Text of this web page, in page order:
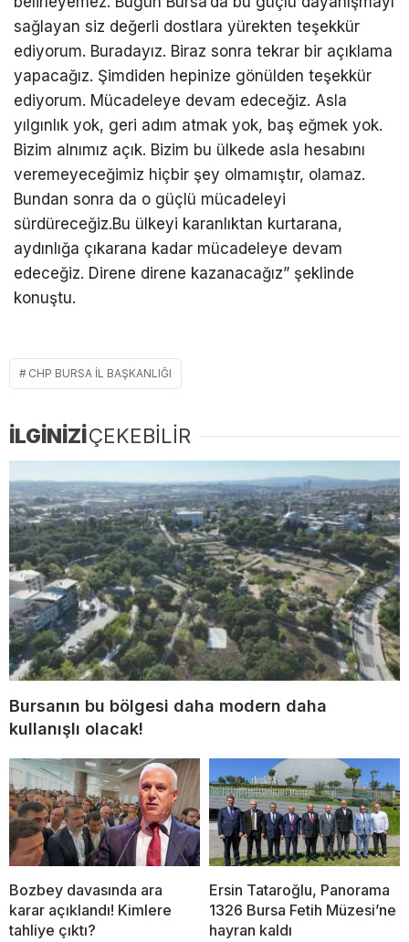
sağlayan siz değerli dostlara yürekten teşekkür
ediyorum. Buradayız. Biraz sonra tekrar bir açıklama
yapacağız. Şimdiden hepinize gönülden teşekkür
ediyorum. Mücadeleye devam edeceğiz. Asla
yılgınlık yok, geri adım atmak yok, baş eğmek yok.
Bizim alnımız açık. Bizim bu ülkede asla hesabını
veremeyeceğimiz hiçbir şey olmamıştır, olamaz.
Bundan sonra da o güçlü mücadeleyi
sürdüreceğiz.Bu ülkeyi karanlıktan kurtarana,
aydınlığa çıkarana kadar mücadeleye devam
edeceğiz. Direne direne kazanacağız” şeklinde
konuştu.
CHP BURSA İL BAŞKANLIĞI
İLGİNİZİÇEKEBİLİR
Bursanın bu bölgesi daha modern daha
kullanışlı olacak!
Bozbey davasında ara
karar açıklandı! Kimlere
tahliye çıktı?
Ersin Tataroğlu, Panorama
1326 Bursa Fetih Müzesi’ne
hayran kaldı